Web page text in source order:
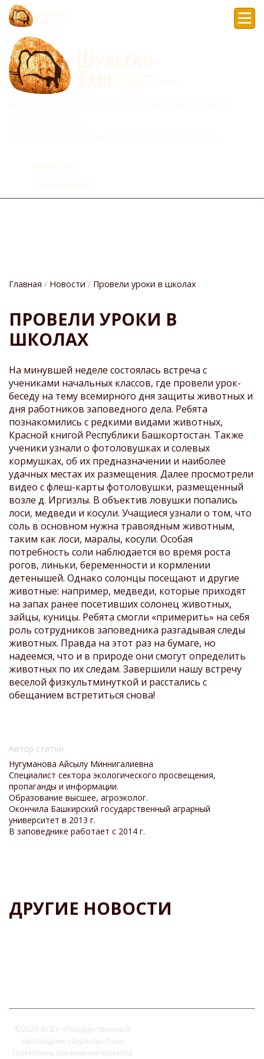
СТРОКА
НАВИГАЦИИ
Главная Новости Провели уроки в школах
ПРОВЕЛИ УРОКИ В
ШКОЛАХ
На минувшей неделе состоялась встреча с
учениками начальных классов, где провели урок-
беседу на тему всемирного дня защиты животных и
дня работников заповедного дела. Ребята
познакомились с редкими видами животных,
Красной книгой Республики Башкортостан. Также
ученики узнали о фотоловушках и солевых
кормушках, об их предназначении и наиболее
удачных местах их размещения. Далее просмотрели
видео с флеш-карты фотоловушки, размещенный
возле д. Иргизлы. В объектив ловушки попались
лоси, медведи и косули. Учащиеся узнали о том, что
соль в основном нужна травоядным животным,
таким как лоси, маралы, косули. Особая
потребность соли наблюдается во время роста
рогов, линьки, беременности и кормлении
детенышей. Однако солонцы посещают и другие
животные: например, медведи, которые приходят
на запах ранее посетивших солонец животных,
зайцы, куницы. Ребята смогли «примерить» на себя
роль сотрудников заповедника разгадывая следы
животных. Правда на этот раз на бумаге, но
надеемся, что и в природе они смогут определить
животных по их следам. Завершили нашу встречу
веселой физкультминуткой и расстались с
обещанием встретиться снова!
Автор статьи
Нугуманова Айсылу Миннигалиевна
Специалист сектора экологического просвещения,
пропаганды и информации.
Образование высшее, агроэколог.
Окончила Башкирский государственный аграрный
университет в 2013 г.
В заповеднике работает с 2014 г.
ДРУГИЕ НОВОСТИ
©2026 ФГБУ «Государственный
заповедник «Шульган-Таш»
При использовании материалов